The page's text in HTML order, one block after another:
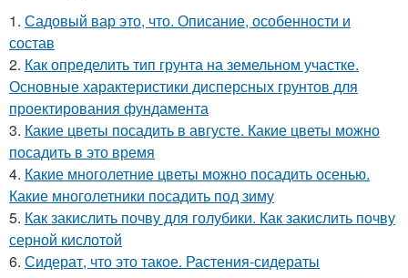
1. Садовый вар это, что. Описание, особенности и
состав
2. Как определить тип грунта на земельном участке.
Основные характеристики дисперсных грунтов для
проектирования фундамента
3. Какие цветы посадить в августе. Какие цветы можно
посадить в это время
4. Какие многолетние цветы можно посадить осенью.
Какие многолетники посадить под зиму
5. Как закислить почву для голубики. Как закислить почву
серной кислотой
6. Сидерат, что это такое. Растения-сидераты